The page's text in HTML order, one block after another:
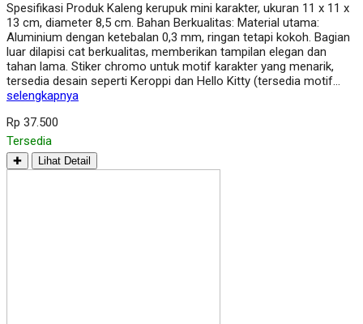
Spesifikasi Produk Kaleng kerupuk mini karakter, ukuran 11 x 11 x
13 cm, diameter 8,5 cm. Bahan Berkualitas: Material utama:
Aluminium dengan ketebalan 0,3 mm, ringan tetapi kokoh. Bagian
luar dilapisi cat berkualitas, memberikan tampilan elegan dan
tahan lama. Stiker chromo untuk motif karakter yang menarik,
tersedia desain seperti Keroppi dan Hello Kitty (tersedia motif…
selengkapnya
Rp 37.500
Tersedia
✚ Lihat Detail